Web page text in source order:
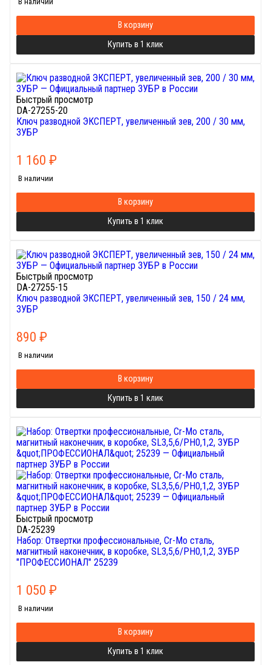
В корзину
Купить в 1 клик
Быстрый просмотр
DA-27255-20
Ключ разводной ЭКСПЕРТ, увеличенный зев, 200 / 30 мм,
ЗУБР
1 160 ₽
В наличии
В корзину
Купить в 1 клик
Быстрый просмотр
DA-27255-15
Ключ разводной ЭКСПЕРТ, увеличенный зев, 150 / 24 мм,
ЗУБР
890 ₽
В наличии
В корзину
Купить в 1 клик
Быстрый просмотр
DA-25239
Набор: Отвертки профессиональные, Cr-Mo сталь,
магнитный наконечник, в коробке, SL3,5,6/PH0,1,2, ЗУБР
"ПРОФЕССИОНАЛ" 25239
1 050 ₽
В наличии
В корзину
Купить в 1 клик